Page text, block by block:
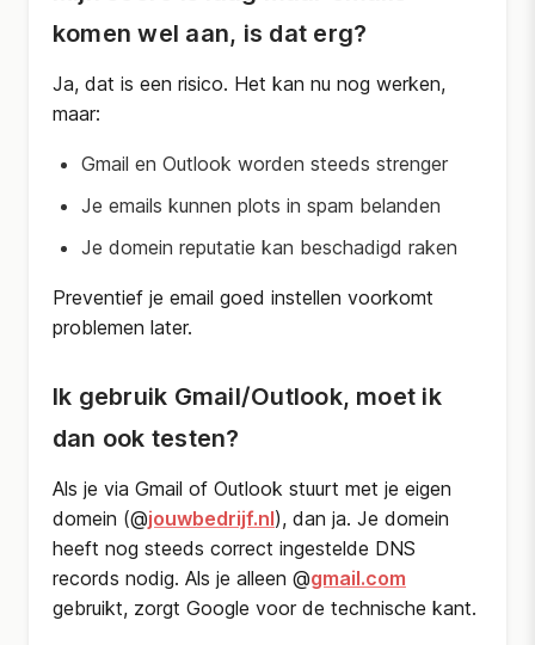
komen wel aan, is dat erg?
Ja, dat is een risico. Het kan nu nog werken,
maar:
Gmail en Outlook worden steeds strenger
Je emails kunnen plots in spam belanden
Je domein reputatie kan beschadigd raken
Preventief je email goed instellen voorkomt
problemen later.
Ik gebruik Gmail/Outlook, moet ik
dan ook testen?
Als je via Gmail of Outlook stuurt met je eigen
domein (@jouwbedrijf.nl), dan ja. Je domein
heeft nog steeds correct ingestelde DNS
records nodig. Als je alleen @gmail.com
gebruikt, zorgt Google voor de technische kant.